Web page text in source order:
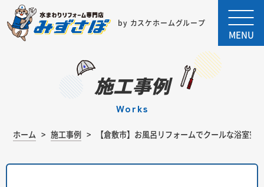
by カスケホームグループ
MENU
施工事例
works
ホーム 施工事例 【倉敷市】お風呂リフォームでクールな浴室空